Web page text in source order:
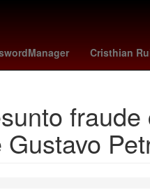
Cristhian
Omega Semana Santa
fraude